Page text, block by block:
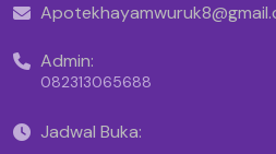
Admin:
082313065688
Jadwal Buka: